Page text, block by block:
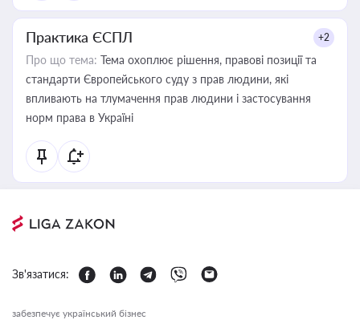
Практика ЄСПЛ +2
Про що тема: Тема охоплює рішення, правові позиції та
стандарти Європейського суду з прав людини, які
впливають на тлумачення прав людини і застосування
норм права в Україні
Зв'язатися:
забезпечує український бізнес